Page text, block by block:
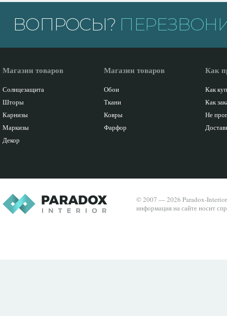
ВОПРОСЫ?
Магазин товаров
Солнцезащита
Шторы
Карнизы
Маркизы
Декор
Магазин товаров
Обои
Ткани
Ковры
Фарфор
Как
Как
Как
Не
© 2007 — 2026 Paradox-
информация на сайте носит